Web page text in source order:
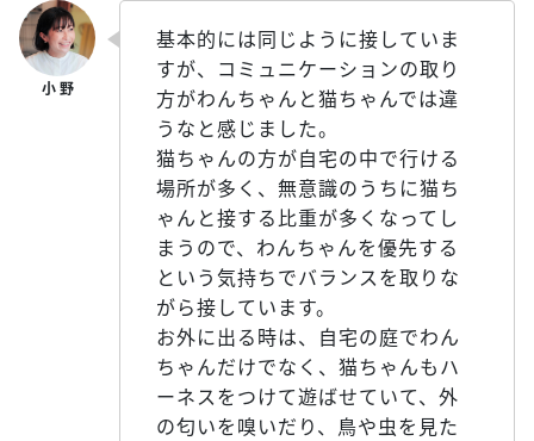
基本的には同じように接していま
すが、コミュニケーションの取り
方がわんちゃんと猫ちゃんでは違
うなと感じました。
猫ちゃんの方が自宅の中で行ける
場所が多く、無意識のうちに猫ち
ゃんと接する比重が多くなってし
まうので、わんちゃんを優先する
という気持ちでバランスを取りな
がら接しています。
お外に出る時は、自宅の庭でわん
ちゃんだけでなく、猫ちゃんもハ
ーネスをつけて遊ばせていて、外
の匂いを嗅いだり、鳥や虫を見た